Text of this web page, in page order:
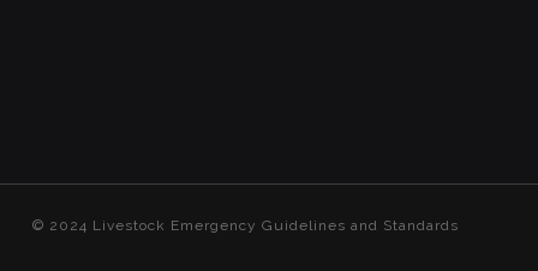
© 2024 Livestock Emergency Guidelines and Standards